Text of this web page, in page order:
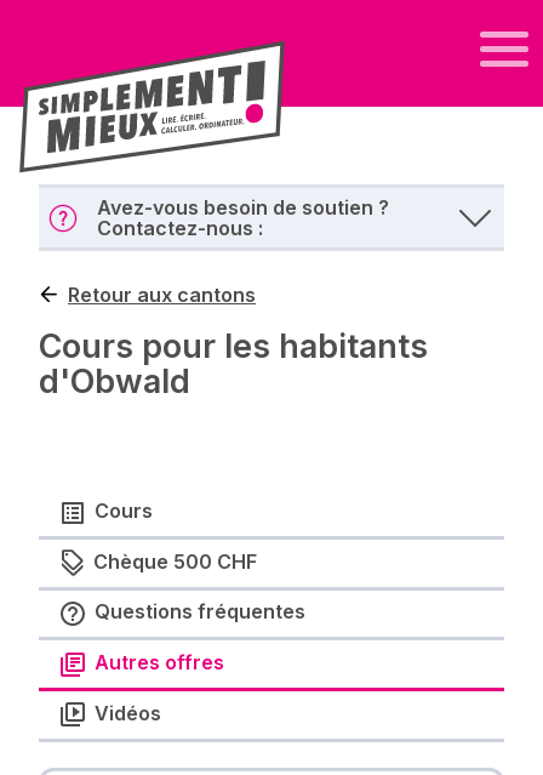
Avez-vous besoin de soutien ?
Contactez-nous :
Retour aux cantons
Cours pour les habitants
d'Obwald
Cours
Chèque 500 CHF
Questions fréquentes
Autres offres
Vidéos